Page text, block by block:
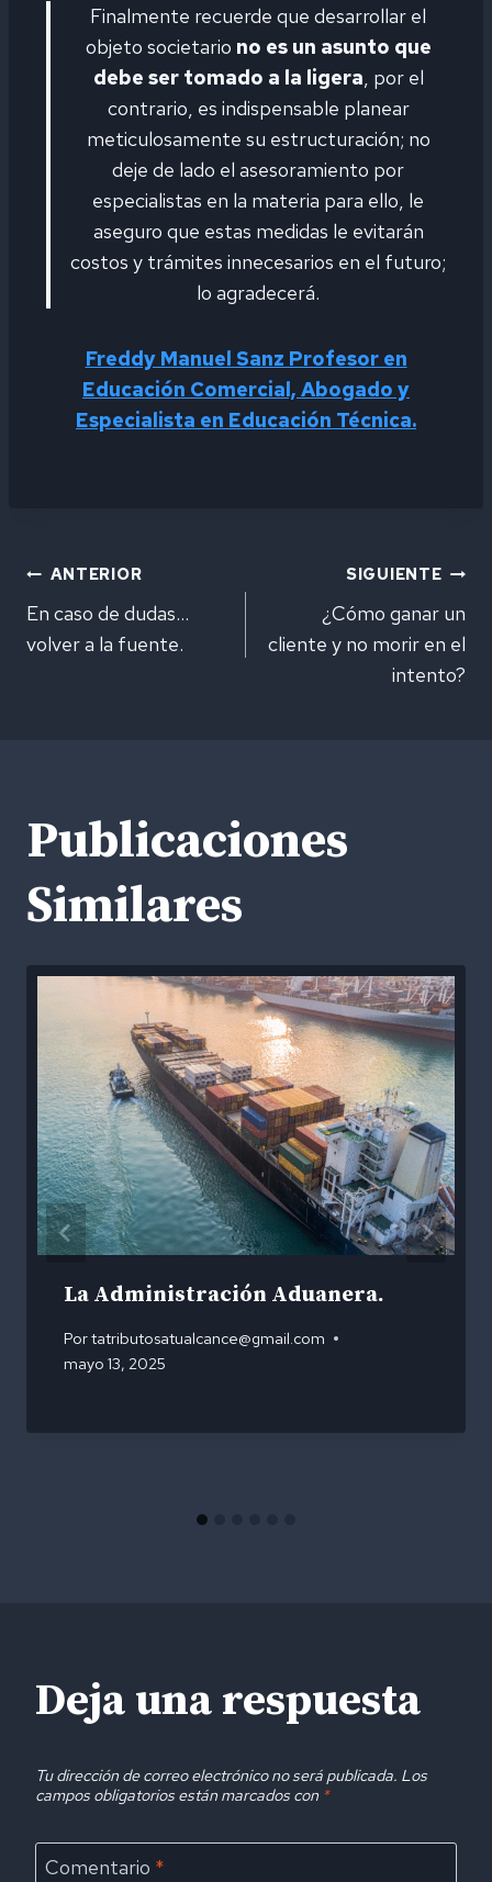
Finalmente recuerde que desarrollar el
objeto societario no es un asunto que
debe ser tomado a la ligera, por el
contrario, es indispensable planear
meticulosamente su estructuración; no
deje de lado el asesoramiento por
especialistas en la materia para ello, le
aseguro que estas medidas le evitarán
costos y trámites innecesarios en el futuro;
lo agradecerá.
Freddy Manuel Sanz Profesor en
Educación Comercial, Abogado y
Especialista en Educación Técnica.
Navegación
de
ANTERIOR
En caso de dudas…
volver a la fuente.
SIGUIENTE
¿Cómo ganar un
cliente y no morir en el
intento?
Publicaciones
Similares
La Administración Aduanera.
Portatributosatualcance@gmail.com
mayo 13, 2025
Deja una respuesta
Tu dirección de correo electrónico no será publicada. Los
campos obligatorios están marcados con *
Comentario *